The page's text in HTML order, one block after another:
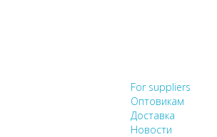
For suppliers
Оптовикам
Доставка
Новости